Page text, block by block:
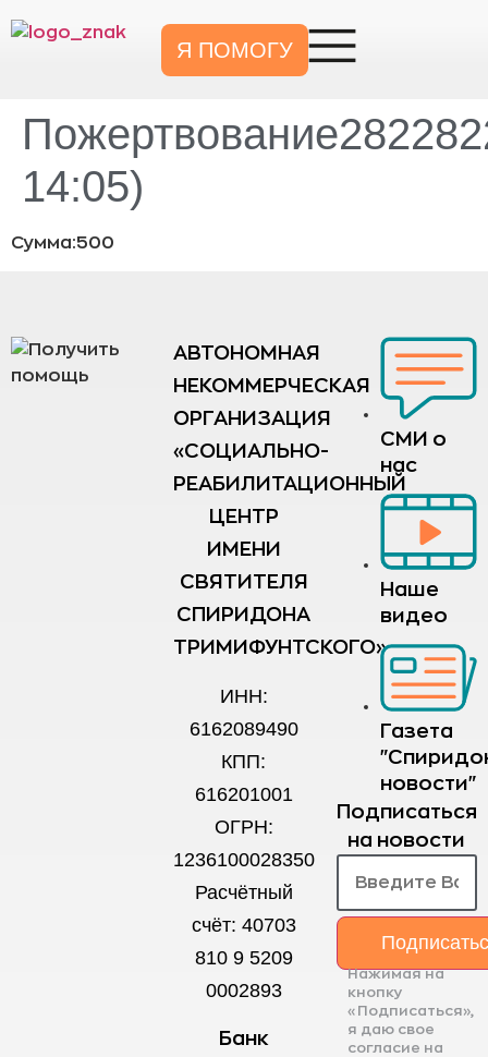
Я ПОМОГУ
14:05)
Сумма:500
АВТОНОМНАЯ
НЕКОММЕРЧЕСКАЯ
ОРГАНИЗАЦИЯ
«СОЦИАЛЬНО-
РЕАБИЛИТАЦИОННЫЙ
ЦЕНТР
ИМЕНИ
СВЯТИТЕЛЯ
СПИРИДОНА
ТРИМИФУНТСКОГО»
ИНН:
6162089490
КПП:
616201001
ОГРН:
1236100028350
Расчётный
счёт: 40703
810 9 5209
0002893
Банк
СМИ о
нас
Наше
видео
Газета
новости"
Подписаться
на новости
Нажимая на
кнопку
«Подписаться»,
я даю свое
согласие на